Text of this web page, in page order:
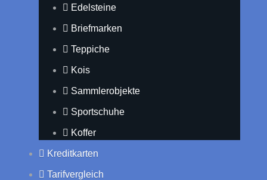
Edelsteine
Briefmarken
Teppiche
Kois
Sammlerobjekte
Sportschuhe
Koffer
Kreditkarten
Tarifvergleich